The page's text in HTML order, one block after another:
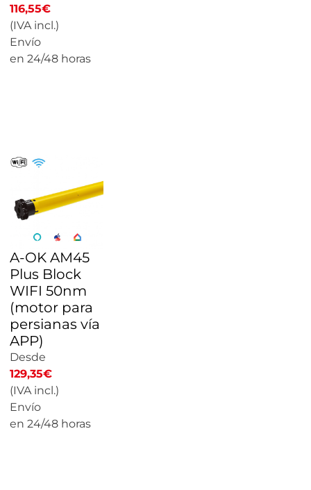
116,55€
(IVA incl.)
Envío
en 24/48 horas
A-OK AM45
Plus Block
WIFI 50nm
(motor para
persianas vía
APP)
Desde
129,35€
(IVA incl.)
Envío
en 24/48 horas